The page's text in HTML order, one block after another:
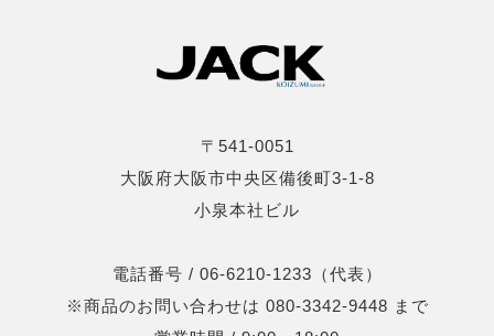
〒541-0051
大阪府大阪市中央区備後町3-1-8
小泉本社ビル
電話番号 / 06-6210-1233（代表）
※商品のお問い合わせは 080-3342-9448 まで